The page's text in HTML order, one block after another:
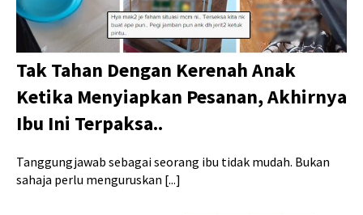
Tak Tahan Dengan Kerenah Anak
Ketika Menyiapkan Pesanan, Akhirnya
Ibu Ini Terpaksa..
Tanggungjawab sebagai seorang ibu tidak mudah. Bukan
sahaja perlu menguruskan [...]